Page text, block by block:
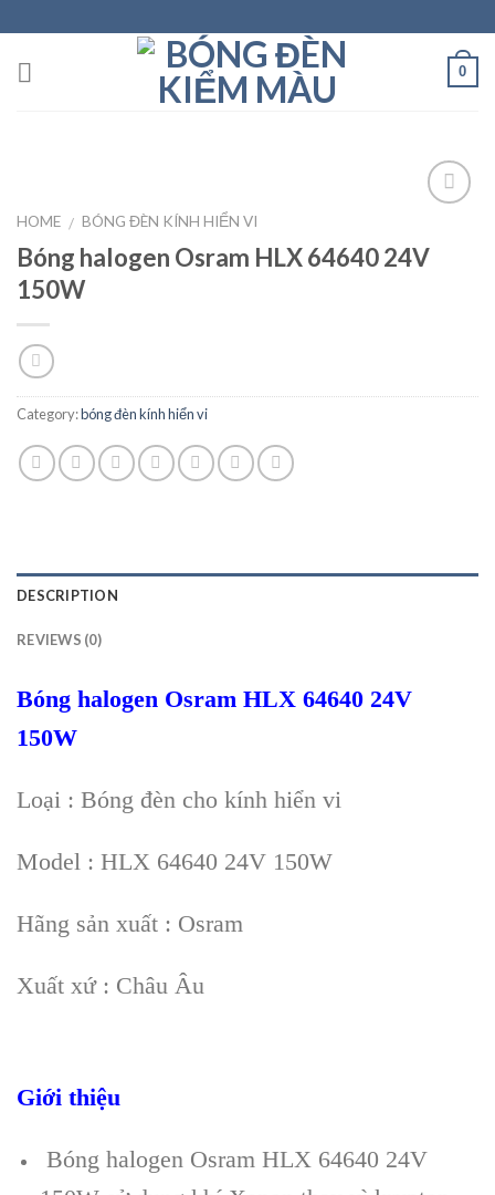
to
content
0
Add to
HOME / BÓNG ĐÈN KÍNH HIỂN VI
Bóng halogen Osram HLX 64640 24V
150W
Category:bóng đèn kính hiển vi
DESCRIPTION
REVIEWS (0)
Bóng halogen Osram HLX 64640 24V
150W
Loại : Bóng đèn cho kính hiển vi
Model : HLX 64640 24V 150W
Hãng sản xuất : Osram
Xuất xứ : Châu Âu
Giới thiệu
Bóng halogen Osram HLX 64640 24V